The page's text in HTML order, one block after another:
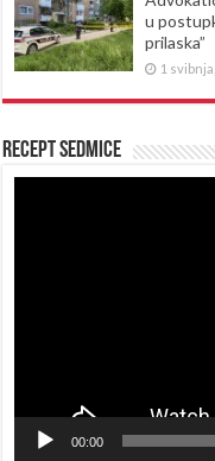
u
prilaska”
1
Recept sedmice
00:00